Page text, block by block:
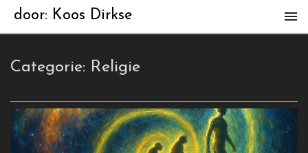
door: Koos Dirkse
Categorie: Religie